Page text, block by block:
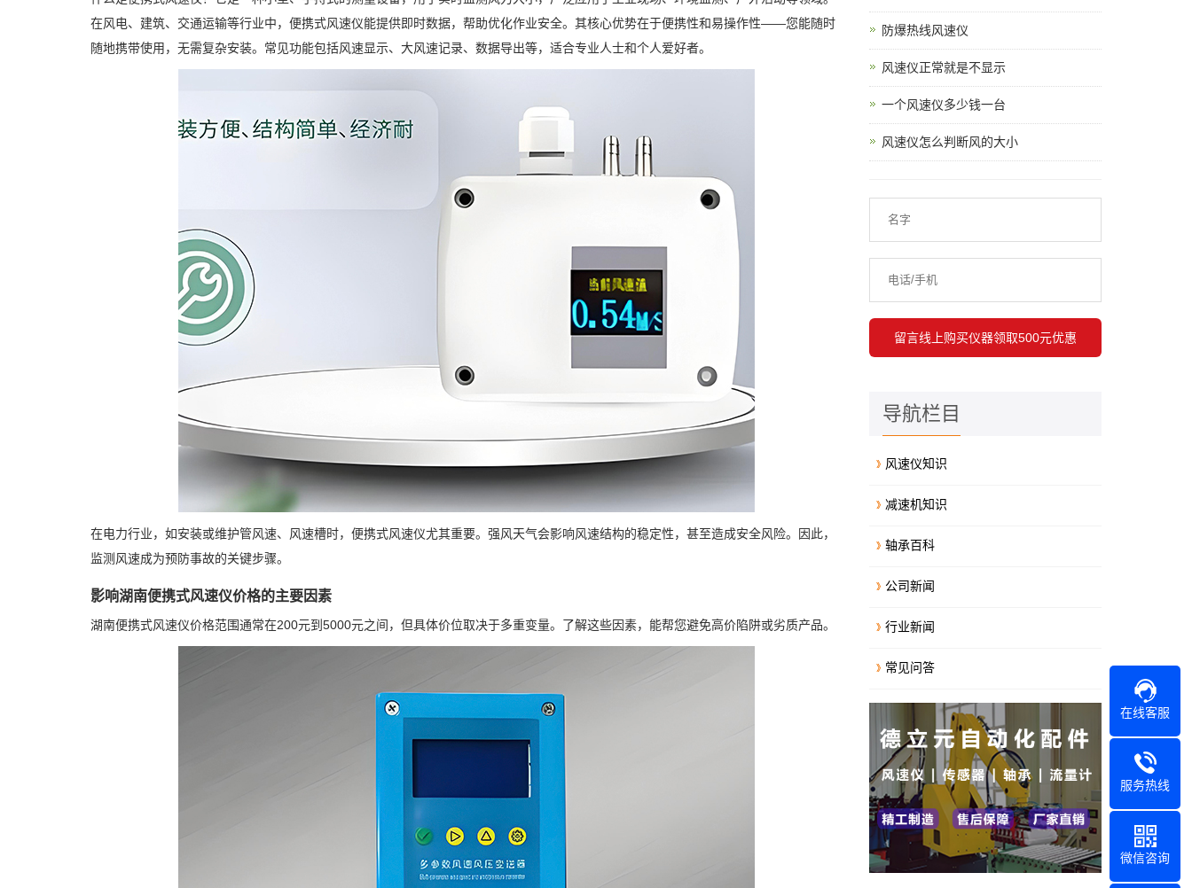
在风电、建筑、交通运输等行业中，便携式风速仪能提供即时数据，帮助优化作业安全。其核心优势在于便携性和易操作性——您能随时
随地携带使用，无需复杂安装。常见功能包括风速显示、大风速记录、数据导出等，适合专业人士和个人爱好者。
在电力行业，如安装或维护管风速、风速槽时，便携式风速仪尤其重要。强风天气会影响风速结构的稳定性，甚至造成安全风险。因此，
监测风速成为预防事故的关键步骤。
影响湖南便携式风速仪价格的主要因素
湖南便携式风速仪价格范围通常在200元到5000元之间，但具体价位取决于多重变量。了解这些因素，能帮您避免高价陷阱或劣质产品。
防爆热线风速仪
风速仪正常就是不显示
一个风速仪多少钱一台
风速仪怎么判断风的大小
导航栏目
风速仪知识
减速机知识
轴承百科
公司新闻
行业新闻
常见问答
在线客服
服务热线
微信咨询